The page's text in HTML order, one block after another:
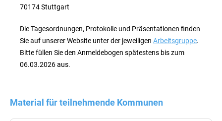
70174 Stuttgart
Die Tagesordnungen, Protokolle und Präsentationen finden
Sie auf unserer Website unter der jeweiligen Arbeitsgruppe.
Bitte füllen Sie den Anmeldebogen spätestens bis zum
06.03.2026 aus.
Material für teilnehmende Kommunen